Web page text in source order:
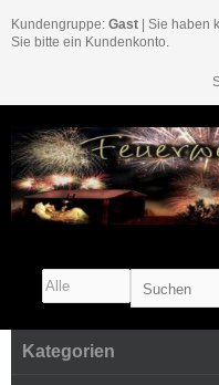
Kundengruppe: Gast | Sie haben
Sie bitte ein Kundenkonto.
Kategorien